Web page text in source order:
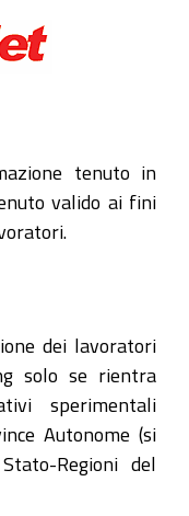
tenuto in
valido ai fini
dei lavoratori
solo se rientra
sperimentali
Autonome (si
Regioni del